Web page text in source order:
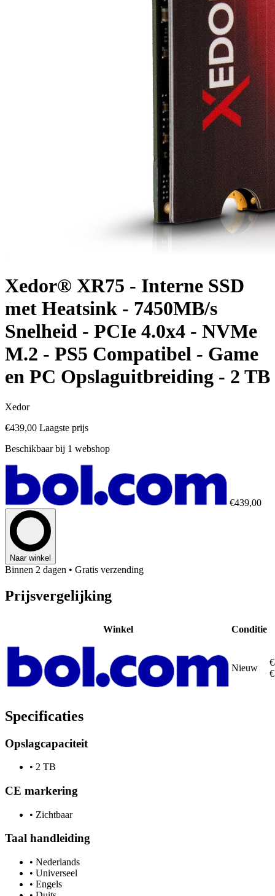
Xedor® XR75 - Interne SSD
met Heatsink - 7450MB/s
Snelheid - PCIe 4.0x4 - NVMe
M.2 - PS5 Compatibel - Game
en PC Opslaguitbreiding - 2 TB
Xedor
€439,00 Laagste prijs
Beschikbaar bij 1 webshop
€439,00
Naar winkel
Binnen 2 dagen • Gratis verzending
Prijsvergelijking
Winkel Conditie
Nieuw
Specificaties
Opslagcapaciteit
• 2 TB
CE markering
• Zichtbaar
Taal handleiding
• Nederlands
• Universeel
• Engels